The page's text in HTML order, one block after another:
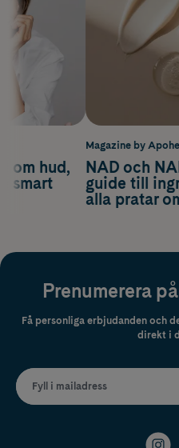
om hud,
smart
Magazine by
NAD och
guide till
alla pratar
Prenumerera
Få personliga erbjudanden och
direkt i
Fyll i mailadress